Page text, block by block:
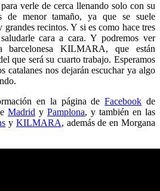
verle de cerca llenando solo con su
de menor tamaño, ya que se suele
recintos. Y si es como hace tres
cara a cara. Y podremos ver
barcelonesa KILMARA, que están
que será su cuarto trabajo. Esperamos
catalanes nos dejarán escuchar ya algo
en la página deFacebook de
Madrid y Pamplona, y también en las
y KILMARA, además de en Morgana